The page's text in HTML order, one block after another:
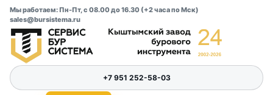
Мы работаем: Пн-Пт, с 08.00 до 16.30 (+2 часа по Мск)
sales@bursistema.ru
+7 951 252-58-03